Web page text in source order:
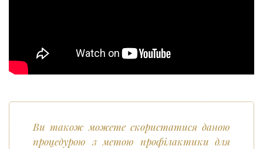
Ви також можете скористатися даною
процедурою з метою профілактики для